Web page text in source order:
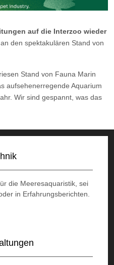
auf die Interzoo wieder
den spektakulären Stand von
Stand von Fauna Marin
aufsehenerregende Aquarium
Wir sind gespannt, was das
die Meeresaquaristik, sei
in Erfahrungsberichten.